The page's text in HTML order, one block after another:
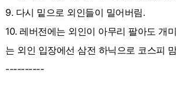
9. 다시 밑으로 외인들이 밀어버림.
10. 레버전에는 외인이 아무리 팔아도 개
는 외인 입장에선 삼전 하닉으로 코스피
----------